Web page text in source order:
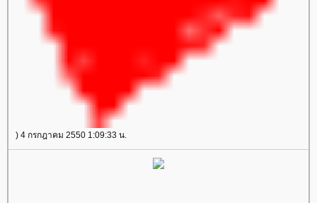
) 4 กรกฎาคม 2550 1:09:33 น.